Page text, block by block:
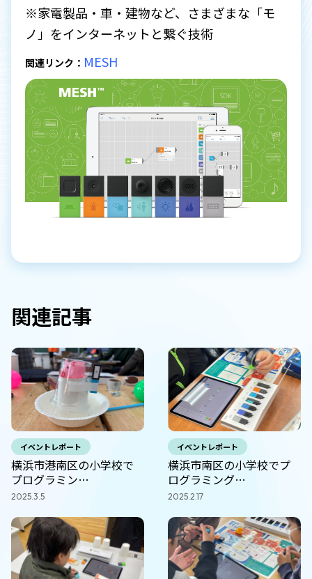
※家電製品・車・建物など、さまざまな「モ
ノ」をインターネットと繋ぐ技術
関連リンク： MESH
関連記事
イベントレポート
横浜市港南区の小学校で
プログラミン…
2025.3.5
イベントレポート
横浜市南区の小学校でプ
ログラミング…
2025.2.17